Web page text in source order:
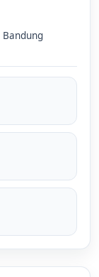
Bandung